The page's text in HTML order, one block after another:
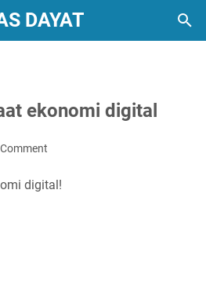
DAYAT
ekonomi digital
digital!